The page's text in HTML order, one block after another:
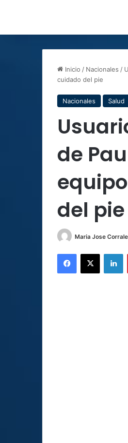
Inicio / Nacionales /
cuidado del pie
Nacionales Salud
de
del pie
Maria Jose
Facebook
X